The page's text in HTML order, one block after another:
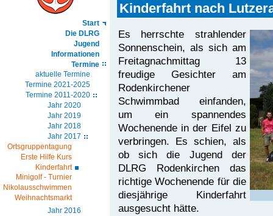
Start
Die DLRG
Jugend
Informationen
Termine
aktuelle Termine
Termine 2021-2025
Termine 2011-2020
Jahr 2020
Jahr 2019
Jahr 2018
Jahr 2017
Ortsgruppentagung
Erste Hilfe Kurs
Kinderfahrt
Minigolf - Turnier
Nikolausschwimmen
Weihnachtsmarkt
Jahr 2016
Kinderfahrt nach
Es herrschte strahlender
Sonnen­schein, als sich am
Freitagnachmittag 13
freudige Gesichter am
Rodenkirchener
Schwimmbad einfanden,
um ein spannendes
Wochenende in der Eifel zu
verbringen. Es schien, als
ob sich die Jugend der
DLRG Rodenkirchen das
richtige Wochenende für die
diesjährige Kinderfahrt
ausgesucht hätte.